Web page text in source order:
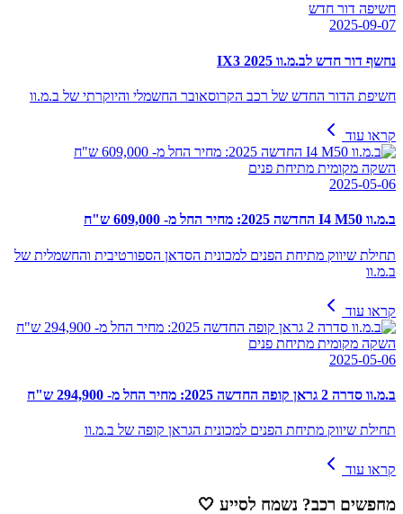
חשיפה דור חדש
2025-09-07
נחשף דור חדש לב.מ.וו IX3 2025
חשיפת הדור החדש של רכב הקרוסאובר החשמלי והיוקרתי של ב.מ.וו
קראו עוד
השקה מקומית מתיחת פנים
2025-05-06
ב.מ.וו I4 M50 החדשה 2025: מחיר החל מ- 609,000 ש"ח
תחילת שיווק מתיחת הפנים למכונית הסדאן הספורטיבית והחשמלית של
ב.מ.וו
קראו עוד
השקה מקומית מתיחת פנים
2025-05-06
ב.מ.וו סדרה 2 גראן קופה החדשה 2025: מחיר החל מ- 294,900 ש"ח
תחילת שיווק מתיחת הפנים למכונית הגראן קופה של ב.מ.וו
קראו עוד
מחפשים רכב? נשמח לסייע 🤍